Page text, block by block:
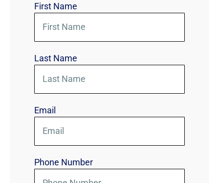
First Name
Last Name
Email
Phone Number